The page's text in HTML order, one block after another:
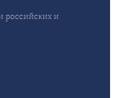
российских и